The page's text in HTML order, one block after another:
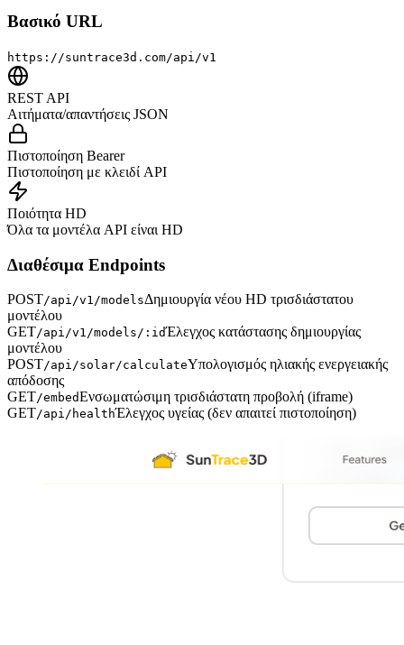
Βασικό URL
https://suntrace3d.com/api/v1
REST API
Αιτήματα/απαντήσεις JSON
Πιστοποίηση Bearer
Πιστοποίηση με κλειδί API
Ποιότητα HD
Όλα τα μοντέλα API είναι HD
Διαθέσιμα Endpoints
POST/api/v1/modelsΔημιουργία νέου HD τρισδιάστατου
μοντέλου
GET/api/v1/models/:idΈλεγχος κατάστασης δημιουργίας
μοντέλου
POST/api/solar/calculateΥπολογισμός ηλιακής ενεργειακής
απόδοσης
GET/embedΕνσωματώσιμη τρισδιάστατη προβολή (iframe)
GET/api/healthΈλεγχος υγείας (δεν απαιτεί πιστοποίηση)